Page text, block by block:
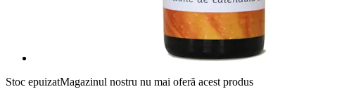
Stoc epuizatMagazinul nostru nu mai oferă acest produs